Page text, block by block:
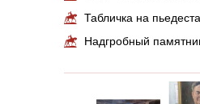
Табличка на
Надгробный